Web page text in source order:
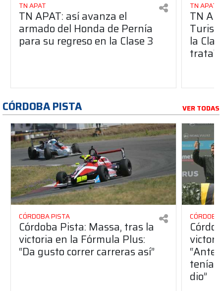
TN APAT
TN APAT: así avanza el
armado del Honda de Pernía
para su regreso en la Clase 3
TN APAT
TN
la
trata?
CÓRDOBA PISTA VER TODAS
CÓRDOBA PISTA
Córdoba Pista: Massa, tras la
victoria en la Fórmula Plus:
“Da gusto correr carreras así”
dio”